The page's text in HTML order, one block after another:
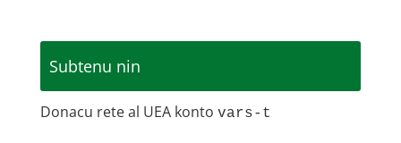
Subtenu nin
Donacu rete al UEA konto vars-t